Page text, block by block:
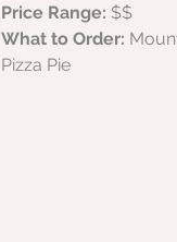
Price Range: $$
What to Order:
Pizza Pie